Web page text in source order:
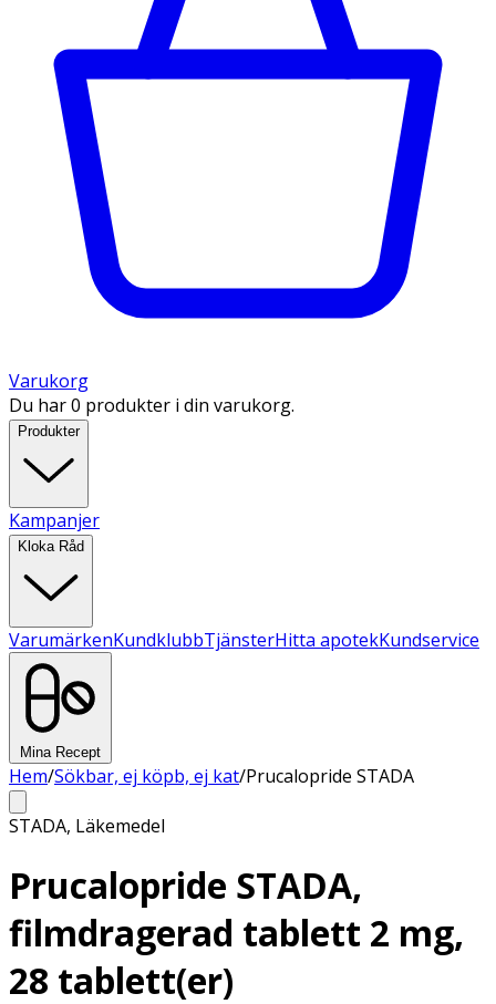
Varukorg
Du har 0 produkter i din varukorg.
Produkter
Kampanjer
Kloka Råd
VarumärkenKundklubbTjänsterHitta apotekKundservice
Mina Recept
Hem/Sökbar, ej köpb, ej kat/Prucalopride STADA
STADA, Läkemedel
Prucalopride STADA,
filmdragerad tablett 2 mg,
28 tablett(er)